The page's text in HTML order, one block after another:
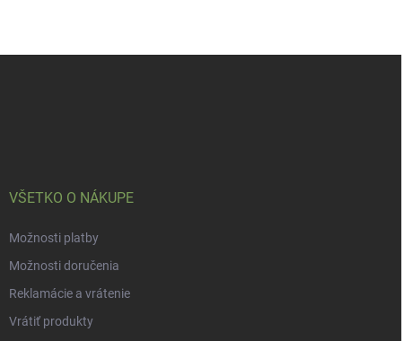
VŠETKO O NÁKUPE
Možnosti platby
Možnosti doručenia
Reklamácie a vrátenie
Vrátiť produkty